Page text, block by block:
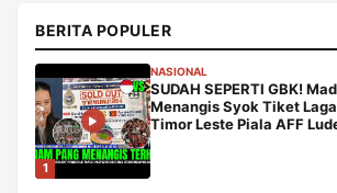
BERITA POPULER
1
NASIONAL
SUDAH SEPERTI GBK!
Menangis Syok Tiket
Timor Leste Piala AFF